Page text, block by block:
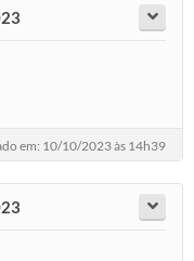
em: 10/10/2023 às 14h39